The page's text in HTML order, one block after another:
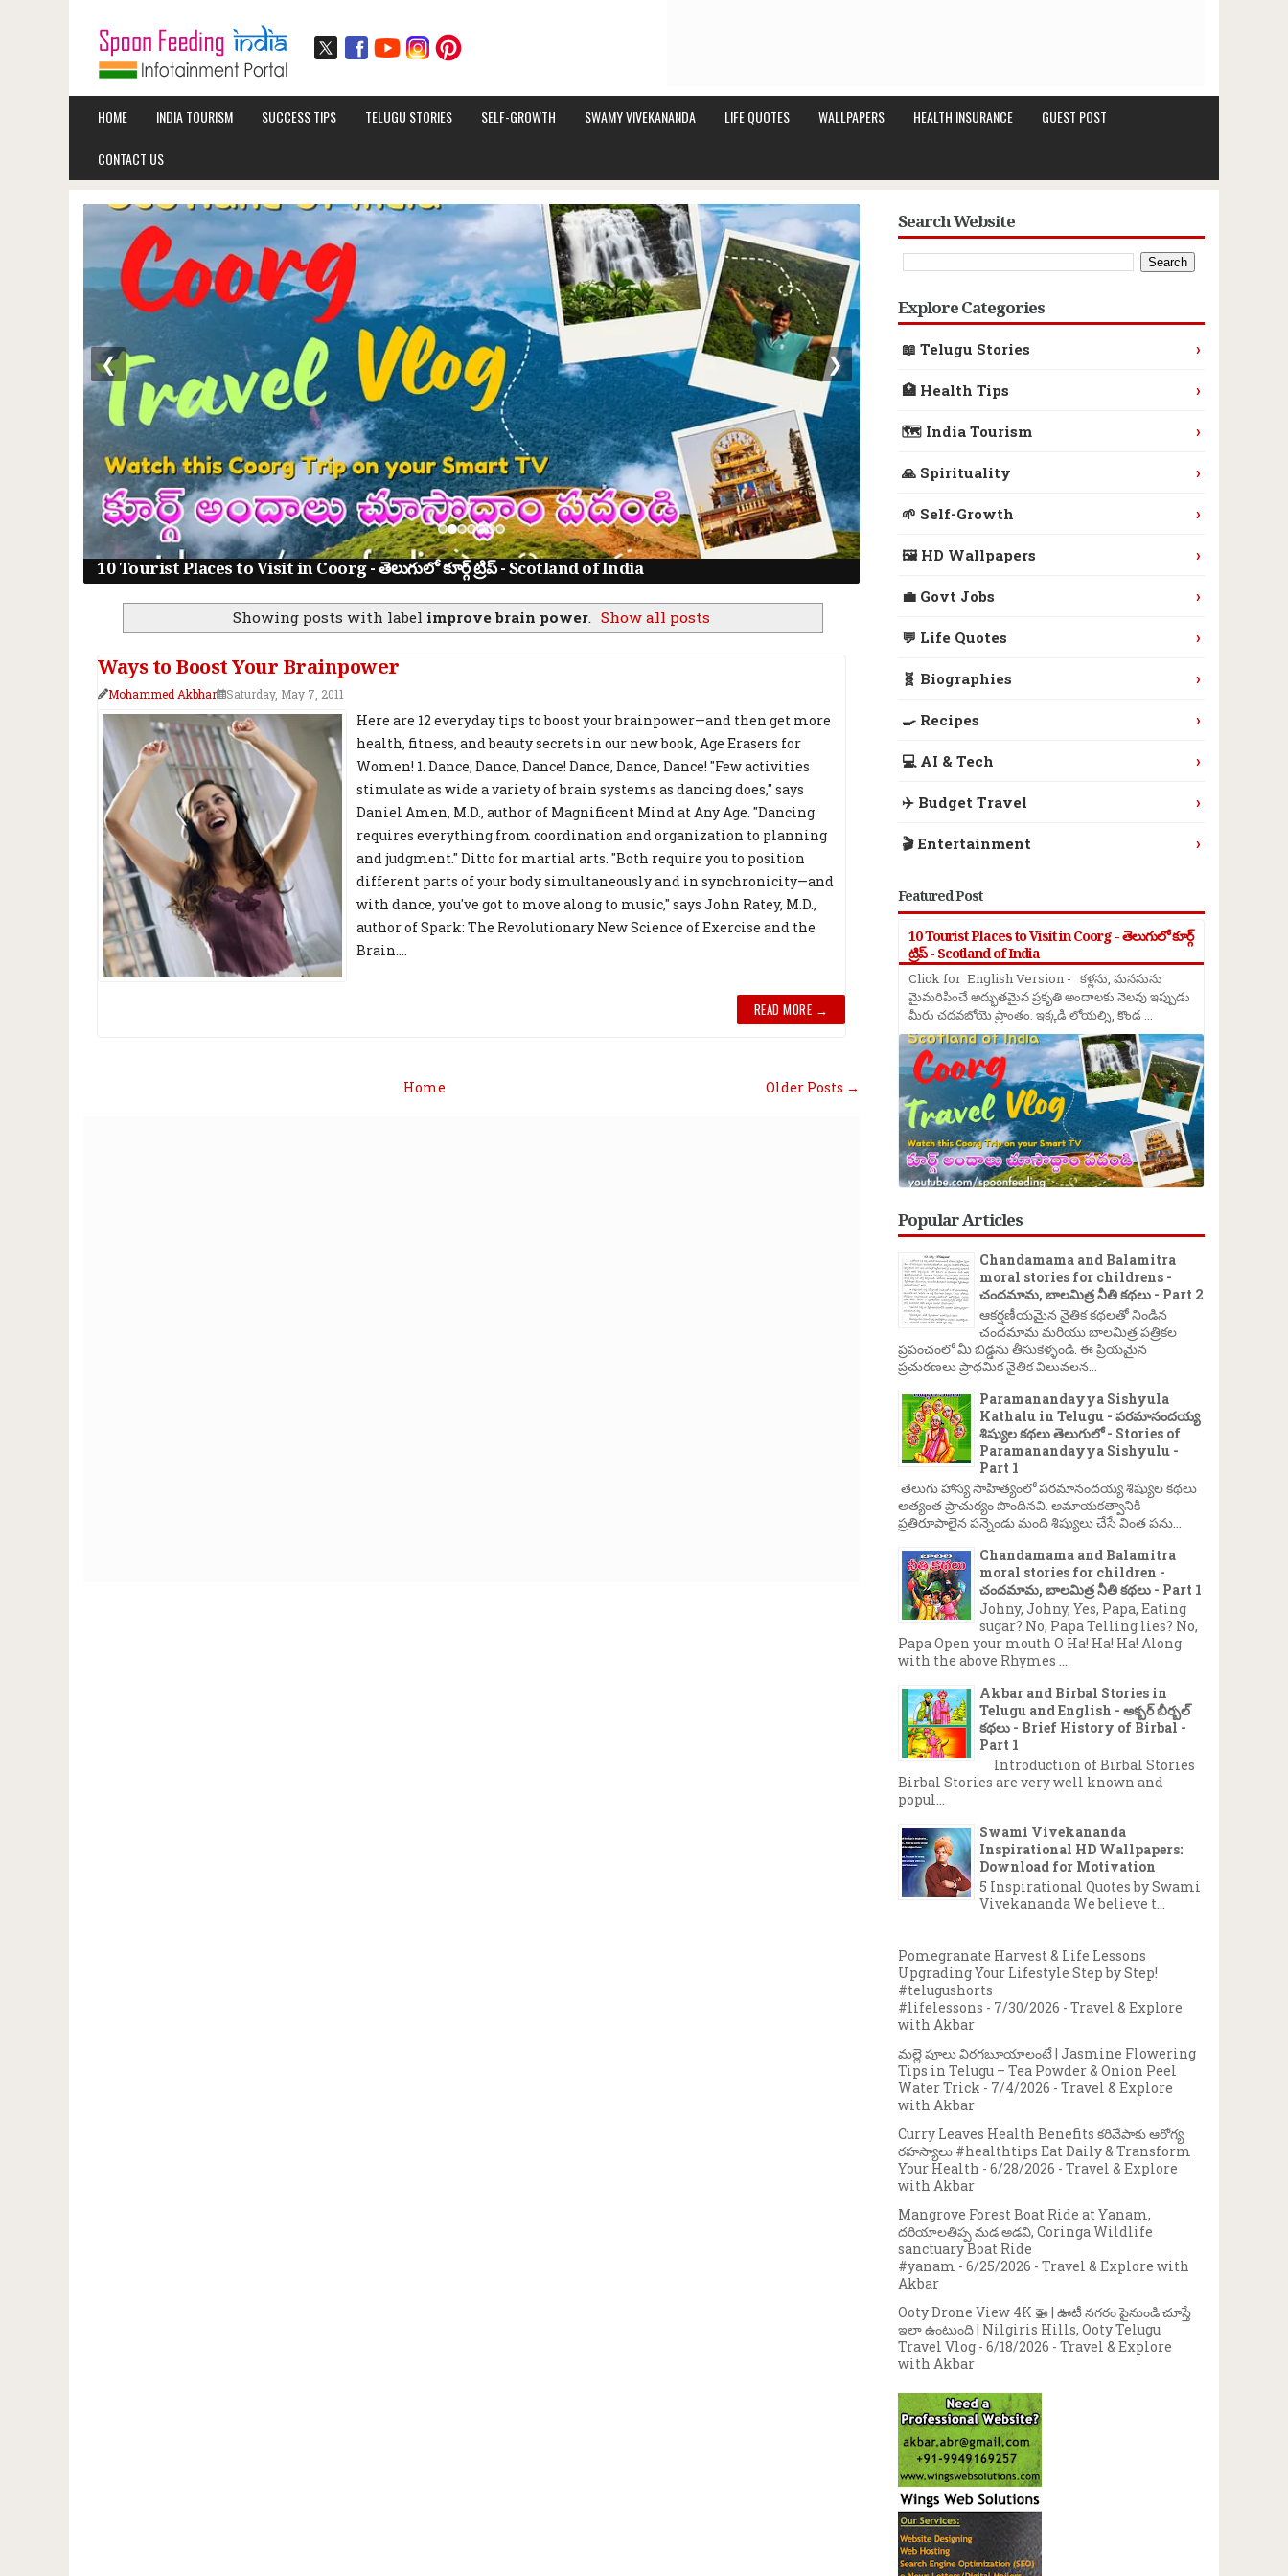
HOME INDIA TOURISM SUCCESS TIPS TELUGU STORIES SELF-GROWTH SWAMY VIVEKANANDA LIFE QUOTES WALLPAPERS HEALTH INSURANCE GUEST POST
CONTACT US
10 Tourist Places to Visit in Coorg - తెలుగులో కూర్గ్ ట్రిప్ - Scotland of India
❮ ❯
Showing posts with label improve brain power. Show all posts
Ways to Boost Your Brainpower
Mohammed Akbhar Saturday, May 7, 2011
Here are 12 everyday tips to boost your brainpower—and then get more
health, fitness, and beauty secrets in our new book, Age Erasers for
Women! 1. Dance, Dance, Dance! Dance, Dance, Dance! "Few activities
stimulate as wide a variety of brain systems as dancing does," says
Daniel Amen, M.D., author of Magnificent Mind at Any Age. "Dancing
requires everything from coordination and organization to planning
and judgment." Ditto for martial arts. "Both require you to position
different parts of your body simultaneously and in synchronicity—and
with dance, you've got to move along to music," says John Ratey, M.D.,
author of Spark: The Revolutionary New Science of Exercise and the
Brain....
READ MORE →
Older Posts →
Home
Search Website
Explore Categories
📖 Telugu Stories ›
🏥 Health Tips ›
🗺️ India Tourism ›
🙏 Spirituality ›
🌱 Self-Growth ›
🖼️ HD Wallpapers ›
💼 Govt Jobs ›
💬 Life Quotes ›
🧬 Biographies ›
🍳 Recipes ›
💻 AI & Tech ›
✈️ Budget Travel ›
🎬 Entertainment ›
Featured Post
10 Tourist Places to Visit in Coorg - తెలుగులో కూర్గ్
ట్రిప్ - Scotland of India
Click for English Version - కళ్లను, మనసును
మైమరిపించే అద్భుతమైన ప్రకృతి అందాలకు నెలవు ఇప్పుడు
మీరు చదవబోయె ప్రాంతం. ఇక్కడి లోయల్ని, కొండ ...
Popular Articles
Chandamama and Balamitra
moral stories for childrens -
చందమామ, బాలమిత్ర నీతి కథలు - Part 2
ఆకర్షణీయమైన నైతిక కథలతో నిండిన
చందమామ మరియు బాలమిత్ర పత్రికల
ప్రపంచంలో మీ బిడ్డను తీసుకెళ్ళండి. ఈ ప్రియమైన
ప్రచురణలు ప్రాథమిక నైతిక విలువలన...
Paramanandayya Sishyula
Kathalu in Telugu - పరమానందయ్య
శిష్యుల కథలు తెలుగులో - Stories of
Paramanandayya Sishyulu -
Part 1
తెలుగు హాస్య సాహిత్యంలో పరమానందయ్య శిష్యుల కథలు
అత్యంత ప్రాచుర్యం పొందినవి. అమాయకత్వానికి
ప్రతిరూపాలైన పన్నెండు మంది శిష్యులు చేసే వింత పను...
Chandamama and Balamitra
moral stories for children -
చందమామ, బాలమిత్ర నీతి కథలు - Part 1
Johny, Johny, Yes, Papa, Eating
sugar? No, Papa Telling lies? No,
Papa Open your mouth O Ha! Ha! Ha! Along
with the above Rhymes ...
Akbar and Birbal Stories in
Telugu and English - అక్బర్ బీర్బల్
కథలు - Brief History of Birbal -
Part 1
Introduction of Birbal Stories
Birbal Stories are very well known and
popul...
Swami Vivekananda
Inspirational HD Wallpapers:
Download for Motivation
5 Inspirational Quotes by Swami
Vivekananda We believe t...
Pomegranate Harvest & Life Lessons
Upgrading Your Lifestyle Step by Step!
#telugushorts
#lifelessons - 7/30/2026 - Travel & Explore
with Akbar
మల్లె పూలు విరగబూయాలంటే | Jasmine Flowering
Tips in Telugu – Tea Powder & Onion Peel
Water Trick - 7/4/2026 - Travel & Explore
with Akbar
Curry Leaves Health Benefits కరివేపాకు ఆరోగ్య
రహస్యాలు #healthtips Eat Daily & Transform
Your Health - 6/28/2026 - Travel & Explore
with Akbar
Mangrove Forest Boat Ride at Yanam,
దరియాలతిప్ప మడ అడవి, Coringa Wildlife
sanctuary Boat Ride
#yanam - 6/25/2026 - Travel & Explore with
Akbar
Ooty Drone View 4K 🚁 | ఊటీ నగరం పైనుండి చూస్తే
ఇలా ఉంటుంది | Nilgiris Hills, Ooty Telugu
Travel Vlog - 6/18/2026 - Travel & Explore
with Akbar